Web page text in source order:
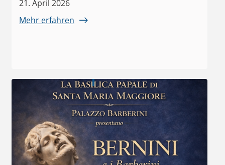
21. April 2026
Mehr erfahren